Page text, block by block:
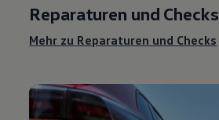
Reparaturen und Checks
Mehr zu Reparaturen und Checks